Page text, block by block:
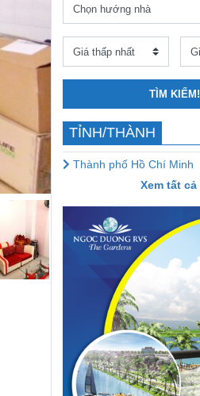
TÌM KIẾM!
TỈNH/THÀNH
Thành phố Hồ Chí Minh
Xem tất cả